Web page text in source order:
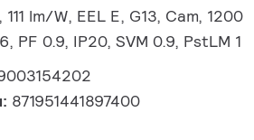
lm/W, EEL E, G13, Cam, 1200
PF 0.9, IP20, SVM 0.9, PstLM 1
871951441897400